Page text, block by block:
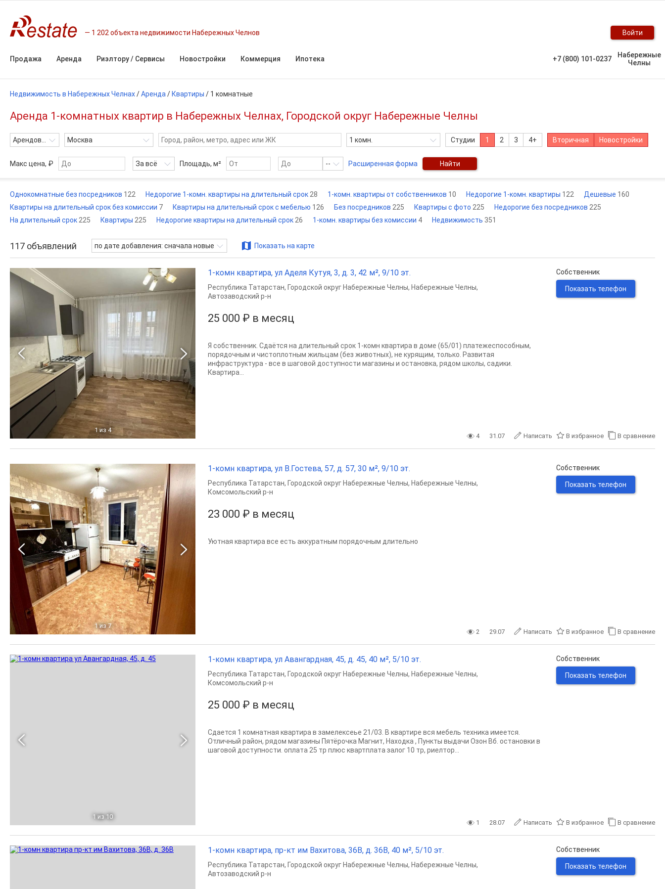
1 202 объекта недвижимости Набережных Челнов Войти
Продажа Аренда Риэлтору / Сервисы Новостройки Коммерция Ипотека +7 (800) 101-0237
Набережные
Челны
Недвижимость в Набережных Челнах/Аренда / Квартиры / 1 комнатные
Аренда 1-комнатных квартир в Набережных Челнах, Городской округ Набережные Челны
Арендовать Москва 1 комн. Студии 1 2 3 4+ Вторичная Новостройки
Макс цена, ₽ За всё Площадь, м² -- Расширенная форма Найти
Однокомнатные без посредников 122 Недорогие 1-комн. квартиры на длительный срок 28 1-комн. квартиры от собственников 10 Недорогие 1-комн. квартиры 122 Дешевые 160
Квартиры на длительный срок без комиссии 7 Квартиры на длительный срок с мебелью 126 Без посредников 225 Квартиры с фото 225 Недорогие без посредников 225
На длительный срок 225 Квартиры 225 Недорогие квартиры на длительный срок 26 1-комн. квартиры без комиссии 4 Недвижимость 351
117 объявлений по дате добавления: сначала новые Показать на карте
1 из 4
1-комн квартира, ул Аделя Кутуя, 3, д. 3, 42 м², 9/10 эт.
25 000 ₽ в месяц
Республика Татарстан, Городской округ Набережные Челны, Набережные Челны,
Автозаводский р-н
Я собственник. Сдаётся на длительный срок 1-комн квартира в доме (65/01) платежеспособным,
порядочным и чистоплотным жильцам (без животных), не курящим, только. Развитая
инфраструктура - все в шаговой доступности магазины и остановка, рядом школы, садики.
Квартира...
Собственник
Показать телефон
4 31.07 Написать В избранное В сравнение
1 из 7
1-комн квартира, ул В.Гостева, 57, д. 57, 30 м², 9/10 эт.
23 000 ₽ в месяц
Республика Татарстан, Городской округ Набережные Челны, Набережные Челны,
Комсомольский р-н
Уютная квартира все есть аккуратным порядочным длительно
Собственник
Показать телефон
2 29.07 Написать В избранное В сравнение
1 из 10
1-комн квартира, ул Авангардная, 45, д. 45, 40 м², 5/10 эт.
25 000 ₽ в месяц
Республика Татарстан, Городской округ Набережные Челны, Набережные Челны,
Комсомольский р-н
Сдается 1 комнатная квартира в замелексеье 21/03. В квартире вся мебель техника имеется.
Отличный район, рядом магазины Пятёрочка Магнит, Находка , Пункты выдачи Озон Вб. остановки в
шаговой доступности. оплата 25 тр плюс квартплата залог 10 тр, риелтор...
Собственник
Показать телефон
1 28.07 Написать В избранное В сравнение
1-комн квартира, пр-кт им Вахитова, 36В, д. 36В, 40 м², 5/10 эт.
Республика Татарстан, Городской округ Набережные Челны, Набережные Челны,
Автозаводский р-н
Собственник
Показать телефон